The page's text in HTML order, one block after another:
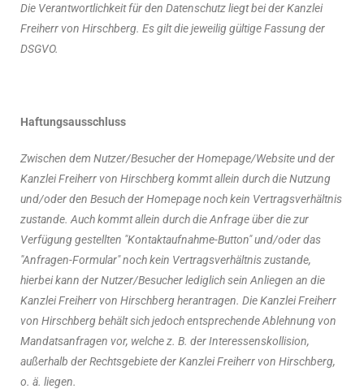
Die Verantwortlichkeit für den Datenschutz liegt bei der Kanzlei
Freiherr von Hirschberg. Es gilt die jeweilig gültige Fassung der
DSGVO.
Haftungsausschluss
Zwischen dem Nutzer/Besucher der Homepage/Website und der
Kanzlei Freiherr von Hirschberg kommt allein durch die Nutzung
und/oder den Besuch der Homepage noch kein Vertragsverhältnis
zustande. Auch kommt allein durch die Anfrage über die zur
Verfügung gestellten "Kontaktaufnahme-Button" und/oder das
"Anfragen-Formular" noch kein Vertragsverhältnis zustande,
hierbei kann der Nutzer/Besucher lediglich sein Anliegen an die
Kanzlei Freiherr von Hirschberg herantragen. Die Kanzlei Freiherr
von Hirschberg behält sich jedoch entsprechende Ablehnung von
Mandatsanfragen vor, welche z. B. der Interessenskollision,
außerhalb der Rechtsgebiete der Kanzlei Freiherr von Hirschberg,
o. ä. liegen.